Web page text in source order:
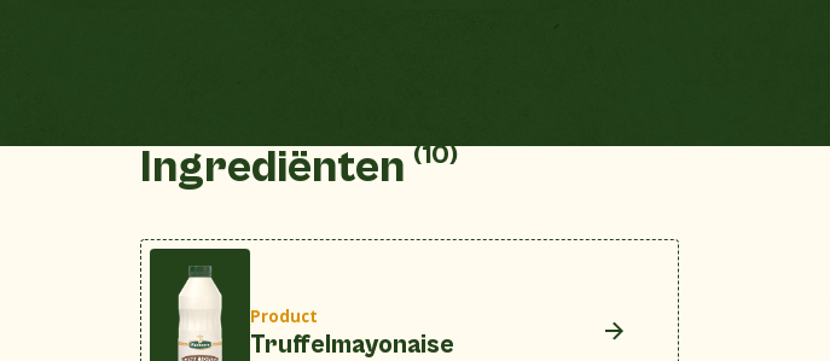
Ingrediënten (10)
Product
Truffelmayonaise